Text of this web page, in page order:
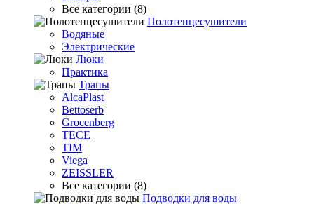
Все категории (8)
Полотенцесушители
Водяные
Электрические
Люки
Практика
Трапы
AlcaPlast
Bettoserb
Grocenberg
TECE
TIM
Viega
ZEISSLER
Все категории (8)
Подводки для воды